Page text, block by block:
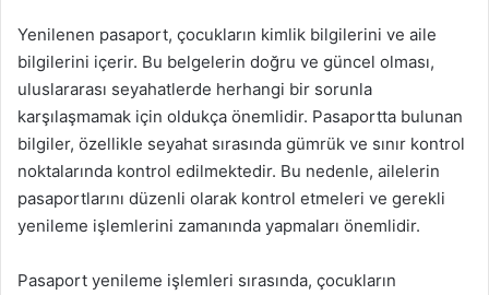
Yenilenen pasaport, çocukların kimlik bilgilerini ve aile
bilgilerini içerir. Bu belgelerin doğru ve güncel olması,
uluslararası seyahatlerde herhangi bir sorunla
karşılaşmamak için oldukça önemlidir. Pasaportta bulunan
bilgiler, özellikle seyahat sırasında gümrük ve sınır kontrol
noktalarında kontrol edilmektedir. Bu nedenle, ailelerin
pasaportlarını düzenli olarak kontrol etmeleri ve gerekli
yenileme işlemlerini zamanında yapmaları önemlidir.
Pasaport yenileme işlemleri sırasında, çocukların